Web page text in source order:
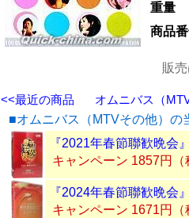
重量
商品
販
<<最近の商品
オムニバス（
■オムニバス（MTVその他）の
『2021年春節聯歓晩会
キャンペーン 1857円（
『2024年春節聯歓晩会
キャンペーン 1671円（